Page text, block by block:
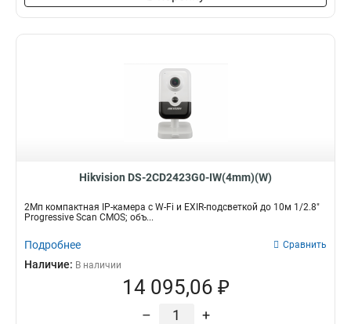
Hikvision DS-2CD2423G0-IW(4mm)(W)
2Мп компактная IP-камера с W-Fi и EXIR-подсветкой до 10м 1/2.8"
Progressive Scan CMOS; объ...
Подробнее Сравнить
Наличие: В наличии
14 095,06 ₽
– +